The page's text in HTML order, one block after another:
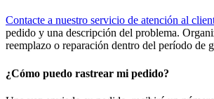
Contacte a nuestro servicio de atención al
pedido y una descripción del problema.
reemplazo o reparación dentro del período de
¿Cómo puedo rastrear mi pedido?